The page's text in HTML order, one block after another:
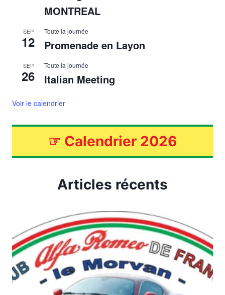
MONTREAL
SEP
12
Toute la journée
Promenade en Layon
SEP
26
Toute la journée
Italian Meeting
Voir le calendrier
☞ Calendrier 2026
Articles récents